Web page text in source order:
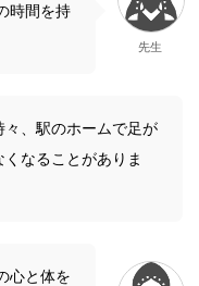
時間を持
先生
、駅のホームで足が
なることがありま
心と体を